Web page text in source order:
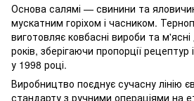
Основа салямі — свинини та
мускатним горіхом і часником.
виготовляє ковбасні вироби та
років, зберігаючи пропорції рецептур
у 1998 році.
Виробництво поєднує сучасну лінію
стандарту з ручними операціями на